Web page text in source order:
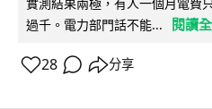
過千。電力部門話不能...
閱讀
28 分享